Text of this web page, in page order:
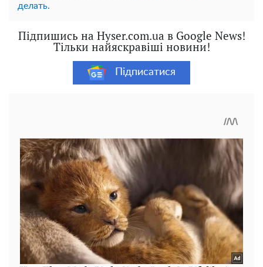
делать.
Підпишись на Hyser.com.ua в Google News!
Тільки найяскравіші новини!
Підписатися